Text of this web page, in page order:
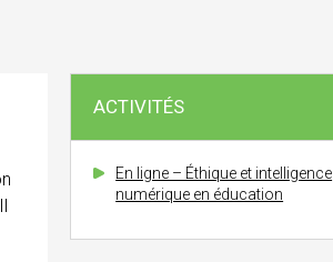
ACTIVITÉS
En ligne – Éthique et intelligence
numérique en éducation